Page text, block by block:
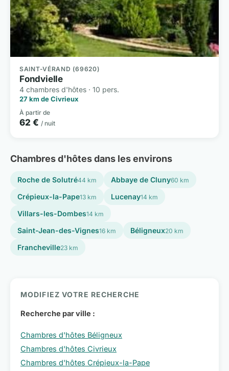
SAINT-VÉRAND (69620)
Fondvielle
4 chambres d'hôtes · 10 pers.
27 km de Civrieux
À partir de
62 € / nuit
Chambres d'hôtes dans les environs
Roche de Solutré44 km Abbaye de Cluny60 km
Crépieux-la-Pape13 km Lucenay14 km
Villars-les-Dombes14 km
Saint-Jean-des-Vignes16 km Béligneux20 km
Francheville23 km
MODIFIEZ VOTRE RECHERCHE
Recherche par ville :
Chambres d'hôtes Béligneux
Chambres d'hôtes Civrieux
Chambres d'hôtes Crépieux-la-Pape